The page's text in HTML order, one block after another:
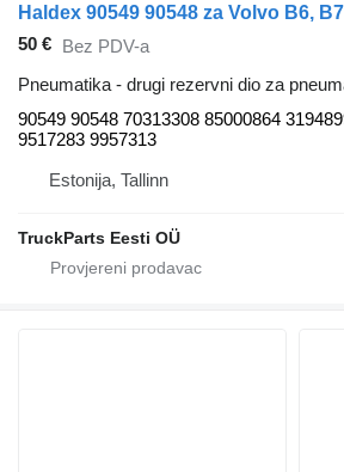
50 € Bez PDV-a
Pneumatika - drugi rezervni dio za
90549 90548 70313308 85000864
9517283 9957313
Estonija, Tallinn
TruckParts Eesti OÜ